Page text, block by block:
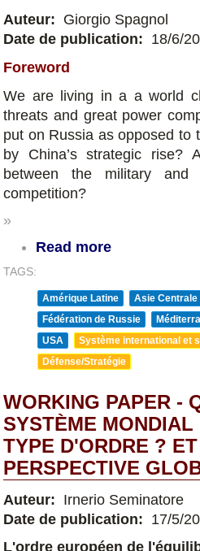
Auteur: Giorgio Spagnol
Date de publication: 18/6/
Foreword
We are living in a a world
threats and great power
put on Russia as opposed to
by China’s strategic rise?
between the military and
competition?
»
Read more
TAGS:
Amérique Latine
Asie Centrale
Fédération de Russie
USA
Système international et
Défense/Stratégie
WORKING PAPER -
SYSTÈME
TYPE D'ORDRE ?
PERSPECTIVE
Auteur: Irnerio Seminatore
Date de publication: 17/5/
L'ordre européen de